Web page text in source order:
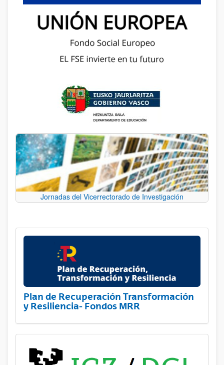
Jornadas del Vicerrectorado de Investigación
Plan de Recuperación Transformación
y Resiliencia- Fondos MRR